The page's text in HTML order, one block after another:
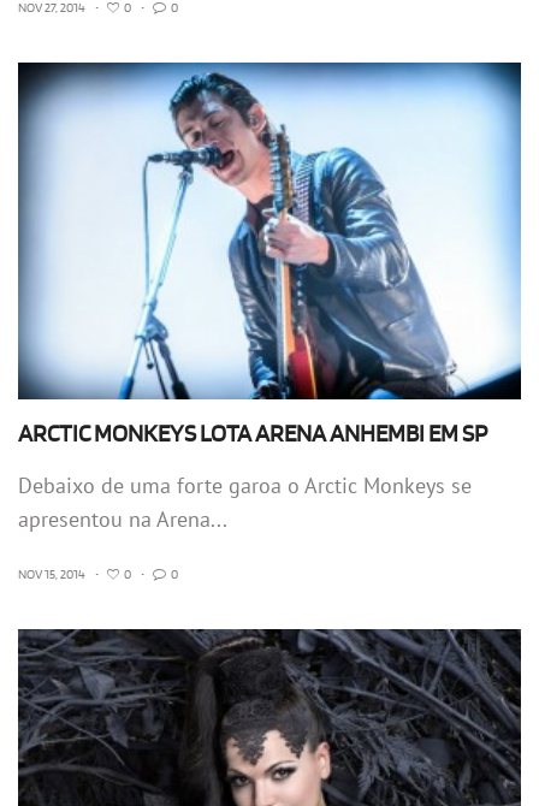
NOV 27, 2014 • 0 • 0
ARCTIC MONKEYS LOTA ARENA ANHEMBI EM SP
Debaixo de uma forte garoa o Arctic Monkeys se
apresentou na Arena...
NOV 15, 2014 • 0 • 0